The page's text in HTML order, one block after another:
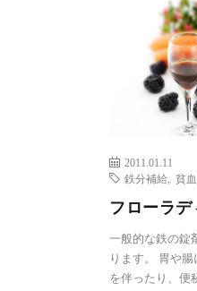
2011.01.11
鉄分補給
貧血
フローラ
一般的な鉄の錠
ります。 胃や
を伴ったり、便